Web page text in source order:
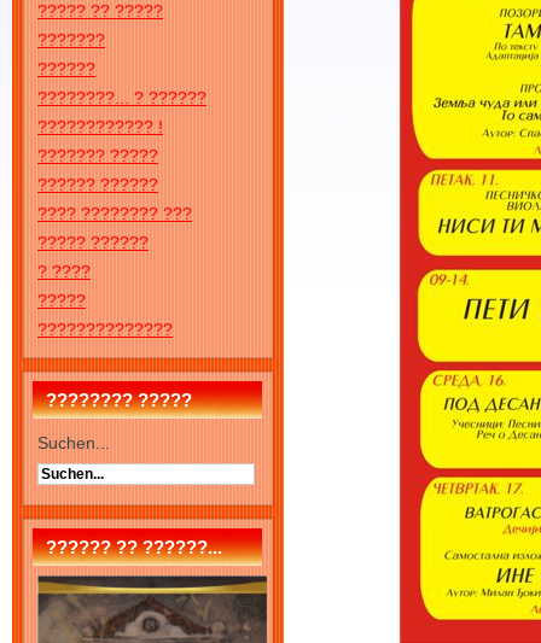
????? ?? ?????
???????
??????
????????... ? ??????
???????????? !
??????? ?????
?????? ??????
???? ???????? ???
????? ??????
? ????
?????
??????????????
???????? ?????
Suchen...
?????? ?? ??????...